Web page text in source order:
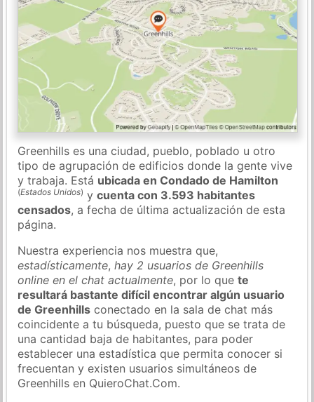
Greenhills es una ciudad, pueblo, poblado u otro
tipo de agrupación de edificios donde la gente vive
y trabaja. Está ubicada en Condado de Hamilton
(Estados Unidos) ycuenta con 3.593 habitantes
censados, a fecha de última actualización de esta
página.
Nuestra experiencia nos muestra que,
estadísticamente,hay 2 usuarios de Greenhills
online en el chat actualmente, por lo quete
resultará bastante difícil encontrar algún usuario
de Greenhills conectado en la sala de chat más
coincidente a tu búsqueda, puesto que se trata de
una cantidad baja de habitantes, para poder
establecer una estadística que permita conocer si
frecuentan y existen usuarios simultáneos de
Greenhills en QuieroChat.Com.